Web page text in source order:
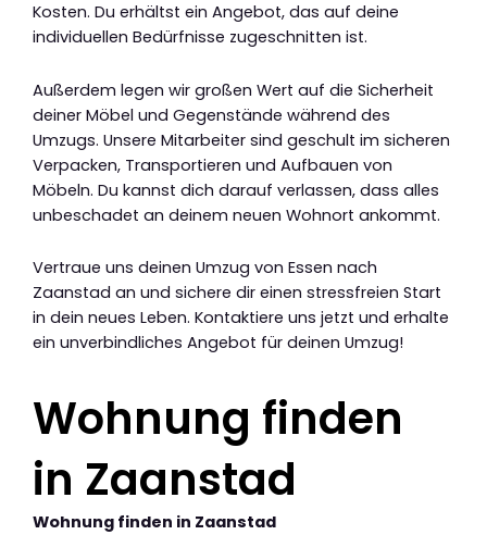
Kosten. Du erhältst ein Angebot, das auf deine
individuellen Bedürfnisse zugeschnitten ist.
Außerdem legen wir großen Wert auf die Sicherheit
deiner Möbel und Gegenstände während des
Umzugs. Unsere Mitarbeiter sind geschult im sicheren
Verpacken, Transportieren und Aufbauen von
Möbeln. Du kannst dich darauf verlassen, dass alles
unbeschadet an deinem neuen Wohnort ankommt.
Vertraue uns deinen Umzug von Essen nach
Zaanstad an und sichere dir einen stressfreien Start
in dein neues Leben. Kontaktiere uns jetzt und erhalte
ein unverbindliches Angebot für deinen Umzug!
Wohnung finden
in Zaanstad
Wohnung finden in Zaanstad